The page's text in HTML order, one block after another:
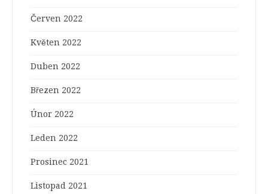
Červen 2022
Květen 2022
Duben 2022
Březen 2022
Únor 2022
Leden 2022
Prosinec 2021
Listopad 2021